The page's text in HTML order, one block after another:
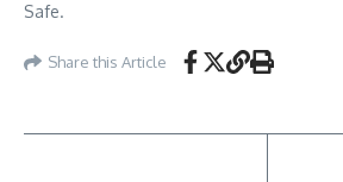
Safe.
Share this Article